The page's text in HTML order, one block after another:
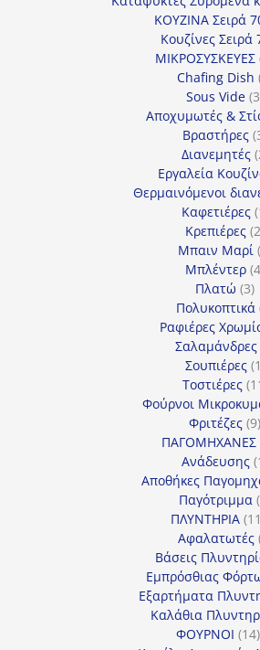
ΚΟΥΖΙΝΑ Σειρά
Κουζίνες Σειρά
ΜΙΚΡΟΣΥΣΚΕΥΕΣ
Chafing Dish
Sous Vide 3
Αποχυμωτές &
Βραστήρες
Διανεμητές
Εργαλεία
Θερμαινόμενοι
Καφετιέρες
Κρεπιέρες 2
Μπαιν Μαρί
Μπλέντερ 4
Πλατώ 33
Πολυκοπτικά
Ραφιέρες
Σαλαμάνδρες
Σουπιέρες 1
Τοστιέρες
Φούρνοι
Φριτέζες 99
ΠΑΓΟΜΗΧΑΝΕΣ
Ανάδευσης
Αποθήκες
Παγότριμμα
ΠΛΥΝΤΗΡΙΑ 11
Αφαλατωτές
Βάσεις
Εμπρόσθιας
Εξαρτήματα
Καλάθια
ΦΟΥΡΝΟΙ 14